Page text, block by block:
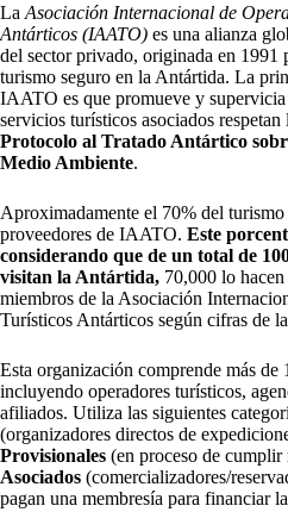
La Asociación Internacional de
Antárticos (IAATO) es una alianza
del sector privado, originada en 1991
turismo seguro en la Antártida. La
IAATO es que promueve y supervicia
servicios turísticos asociados
Protocolo al Tratado Antártico
Medio Ambiente.
Aproximadamente el 70% del turismo
proveedores de IAATO. Este
considerando que de un total de
visitan la Antártida, 70,000 lo
miembros de la Asociación
Turísticos Antárticos según cifras de
Esta organización comprende más de
incluyendo operadores turísticos,
afiliados. Utiliza las siguientes
(organizadores directos de
Provisionales (en proceso de
Asociados (comercializadores/
pagan una membresía para financiar